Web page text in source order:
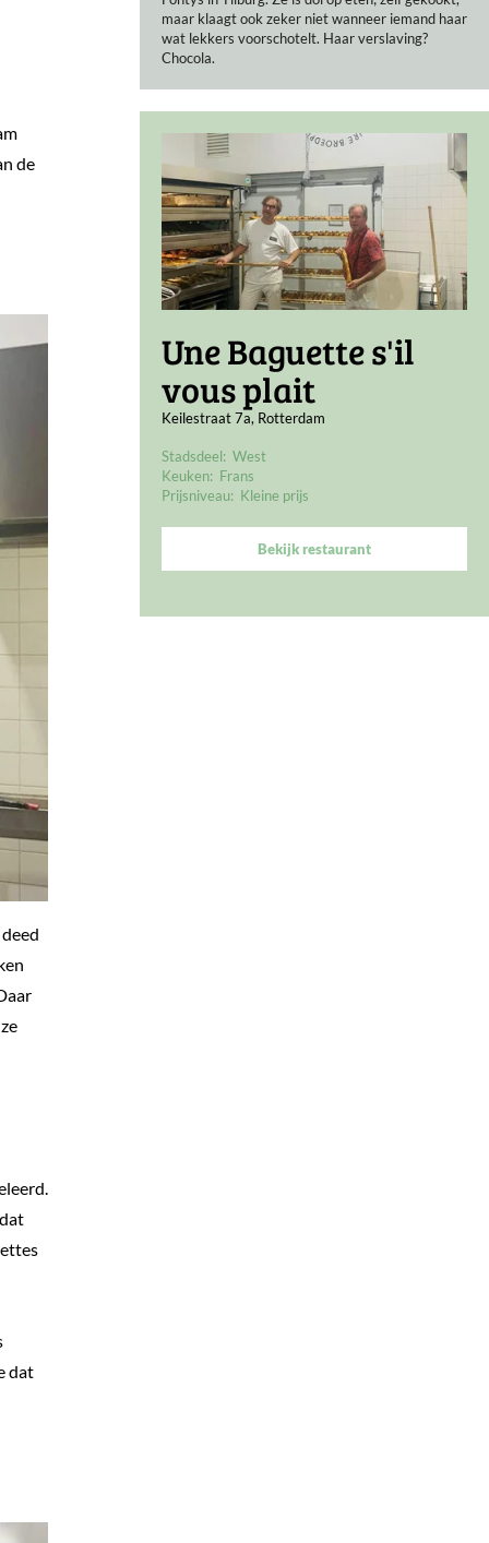
maar klaagt ook zeker niet wanneer iemand haar
wat lekkers voorschotelt. Haar verslaving?
Chocola.
Une Baguette s'il
vous plait
Keilestraat 7a, Rotterdam
Stadsdeel: West
Keuken: Frans
Prijsniveau: Kleine prijs
Bekijk restaurant
de
dat